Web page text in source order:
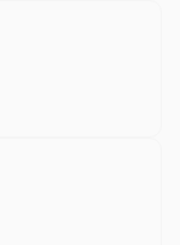
5
5